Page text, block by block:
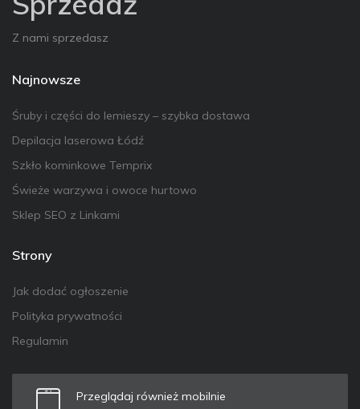
Z nami sprzedasz
Najnowsze
Śruby i części do lemieszy – szybka dostawa
Depilacja laserowa Łódź
Szkło kominkowe Temprix
Świeże warzywa i owoce hurtowo
Sklep SEO z Linkami
Strony
Jak dodać ogłoszenie
Polityka prywatności
Regulamin
Przeglądaj również mobilnie